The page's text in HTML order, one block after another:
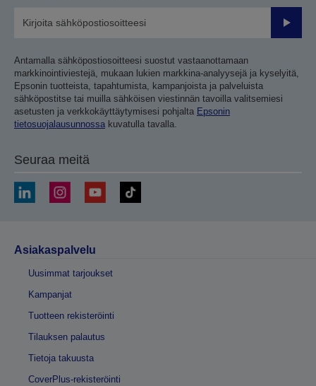
Lähetä
Antamalla sähköpostiosoitteesi suostut vastaanottamaan
markkinointiviestejä, mukaan lukien markkina-analyysejä ja kyselyitä,
Epsonin tuotteista, tapahtumista, kampanjoista ja palveluista
sähköpostitse tai muilla sähköisen viestinnän tavoilla valitsemiesi
asetusten ja verkkokäyttäytymisesi pohjalta Epsonin
tietosuojalausunnossa kuvatulla tavalla.
Seuraa meitä
Asiakaspalvelu
Uusimmat tarjoukset
Kampanjat
Tuotteen rekisteröinti
Tilauksen palautus
Tietoja takuusta
CoverPlus-rekisteröinti